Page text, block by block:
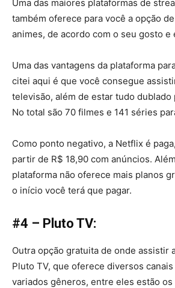
Uma das maiores plataformas de
também oferece para você a opção
animes, de acordo com o seu gosto e
Uma das vantagens da plataforma
citei aqui é que você consegue
televisão, além de estar tudo dublado
No total são 70 filmes e 141 séries
Como ponto negativo, a Netflix é
partir de R$ 18,90 com anúncios.
plataforma não oferece mais planos
o início você terá que pagar.
#4 – Pluto TV:
Outra opção gratuita de onde assistir
Pluto TV, que oferece diversos
variados gêneros, entre eles estão os